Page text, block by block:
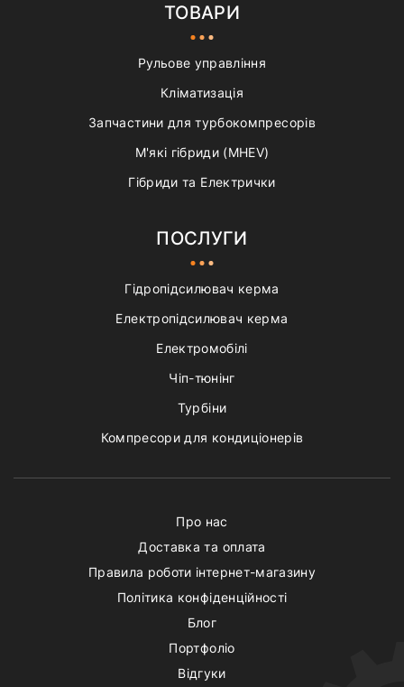
ТОВАРИ
Рульове управління
Кліматизація
Запчастини для турбокомпресорів
М'які гібриди (MHEV)
Гібриди та Електрички
ПОСЛУГИ
Гідропідсилювач керма
Електропідсилювач керма
Електромобілі
Чіп-тюнінг
Турбіни
Компресори для кондиціонерів
Про нас
Доставка та оплата
Правила роботи інтернет-магазину
Політика конфіденційності
Блог
Портфоліо
Відгуки